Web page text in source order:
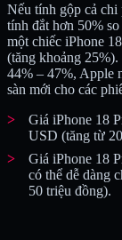
Nếu tính gộp cả chi
tính đắt hơn 50%
một chiếc iPhone
(tăng khoảng
44% – 47%, Apple
sàn mới cho các
Giá iPhone 18
USD (tăng từ
Giá iPhone 18
có thể dễ dàng
50 triệu đồng).